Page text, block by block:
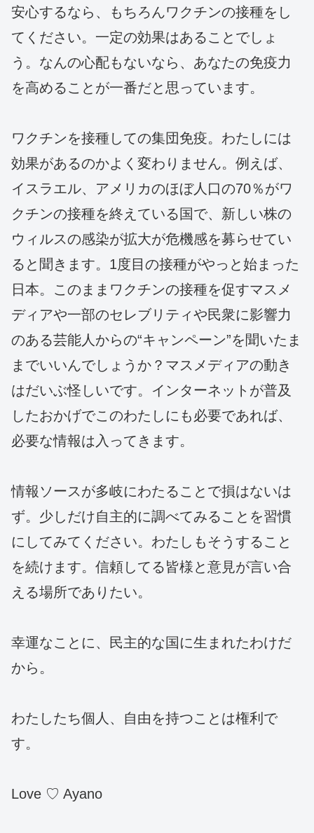
安心するなら、もちろんワクチンの接種をし
てください。一定の効果はあることでしょ
う。なんの心配もないなら、あなたの免疫力
を高めることが一番だと思っています。
ワクチンを接種しての集団免疫。わたしには
効果があるのかよく変わりません。例えば、
イスラエル、アメリカのほぼ人口の70％がワ
クチンの接種を終えている国で、新しい株の
ウィルスの感染が拡大が危機感を募らせてい
ると聞きます。1度目の接種がやっと始まった
日本。このままワクチンの接種を促すマスメ
ディアや一部のセレブリティや民衆に影響力
のある芸能人からの“キャンペーン”を聞いたま
までいいんでしょうか？マスメディアの動き
はだいぶ怪しいです。インターネットが普及
したおかげでこのわたしにも必要であれば、
必要な情報は入ってきます。
情報ソースが多岐にわたることで損はないは
ず。少しだけ自主的に調べてみることを習慣
にしてみてください。わたしもそうすること
を続けます。信頼してる皆様と意見が言い合
える場所でありたい。
幸運なことに、民主的な国に生まれたわけだ
から。
わたしたち個人、自由を持つことは権利で
す。
Love ♡ Ayano